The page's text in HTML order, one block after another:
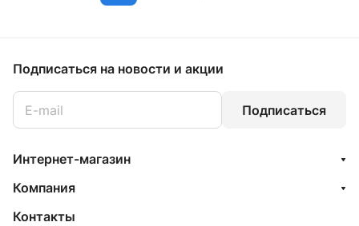
Подписаться на новости и акции
Подписаться
Интернет-магазин
Компания
Контакты